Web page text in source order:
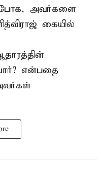
அவர்களை
கையில்
என்பதை